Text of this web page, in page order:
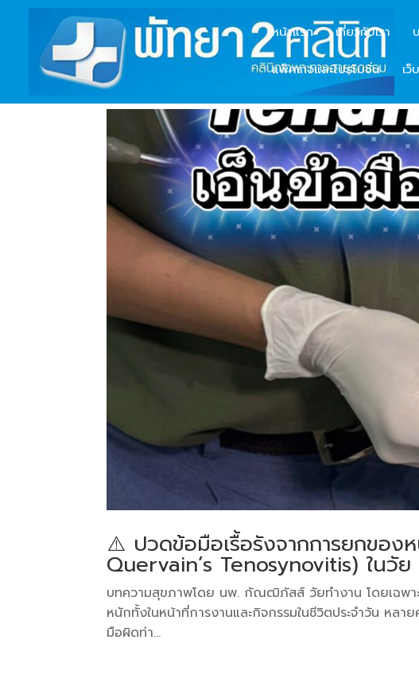
หน้าแรก เกี่ยวกับเรา
แพ็คเกจและโปรโมชั่น เ
⚠️ ปวดข้อมือเรื้อรังจากการยกของ
Quervain’s Tenosynovitis) ในวัย
บทความสุขภาพโดย นพ. กัณฒิภัสส์ ​วัยทำงาน โดยเฉพา
หนักทั้งในหน้าที่การงานและกิจกรรมในชีวิตประจำวัน หล
มือผิดท่า...